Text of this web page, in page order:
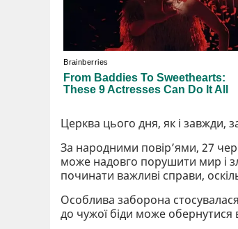
Церква цього дня, як і завжди,
За народними повір’ями, 27
може надовго порушити мир і
починати важливі справи,
Особлива заборона
до чужої біди може